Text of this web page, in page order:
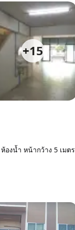
+15
งน้ำ หน้ากว้าง 5 เมตร